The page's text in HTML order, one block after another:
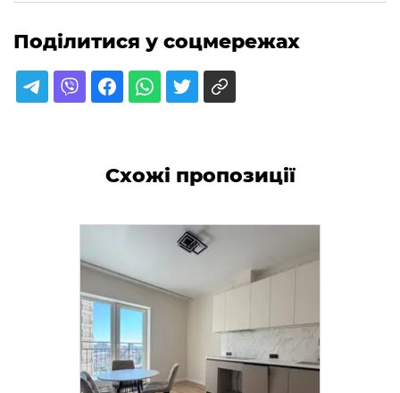
Поділитися у соцмережах
Схожі пропозиції